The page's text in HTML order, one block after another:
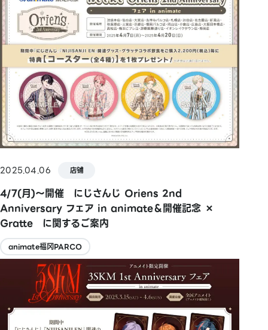
2025.04.06 店铺
4/7(月)～開催 にじさんじ Oriens 2nd
Anniversary フェア in animate＆開催記念 ×
Gratte に関するご案内
animate福冈PARCO